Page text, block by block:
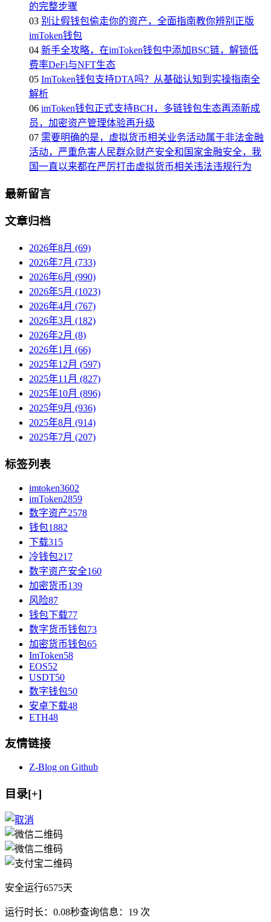
的完整步骤
03 别让假钱包偷走你的资产，全面指南教你辨别正版
imToken钱包
04 新手全攻略，在imToken钱包中添加BSC链，解锁低
费率DeFi与NFT生态
05 ImToken钱包支持DTA吗？从基础认知到实操指南全
解析
06 imToken钱包正式支持BCH，多链钱包生态再添新成
员，加密资产管理体验再升级
07 需要明确的是，虚拟货币相关业务活动属于非法金融
活动，严重危害人民群众财产安全和国家金融安全，我
国一直以来都在严厉打击虚拟货币相关违法违规行为
最新留言
文章归档
2026年8月 (69)
2026年7月 (733)
2026年6月 (990)
2026年5月 (1023)
2026年4月 (767)
2026年3月 (182)
2026年2月 (8)
2026年1月 (66)
2025年12月 (597)
2025年11月 (827)
2025年10月 (896)
2025年9月 (936)
2025年8月 (914)
2025年7月 (207)
标签列表
imtoken3602
imToken2859
数字资产2578
钱包1882
下载315
冷钱包217
数字资产安全160
加密货币139
风险87
钱包下载77
数字货币钱包73
加密货币钱包65
ImToken58
EOS52
USDT50
数字钱包50
安卓下载48
ETH48
友情链接
Z-Blog on Github
目录[+]
安全运行6575天
运行时长：0.08秒查询信息：19 次